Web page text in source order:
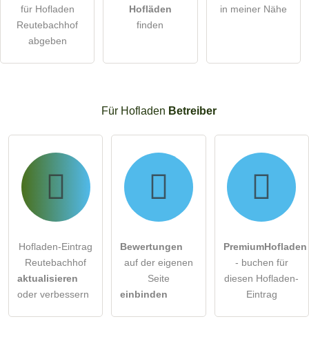
für Hofladen
Reutebachhof
abgeben
Hofläden
finden
in meiner Nähe
Für Hofladen Betreiber
Hofladen-Eintrag
Reutebachhof
aktualisieren
oder verbessern
Bewertungen
auf der eigenen
Seite
einbinden
PremiumHofladen
- buchen für
diesen Hofladen-
Eintrag